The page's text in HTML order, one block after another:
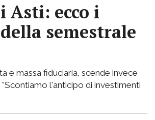
Asti: ecco i
semestrale
e massa fiduciaria, scende invece
"Scontiamo l'anticipo di investimenti